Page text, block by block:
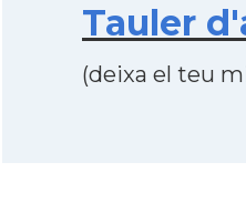
Tauler
(deixa el teu